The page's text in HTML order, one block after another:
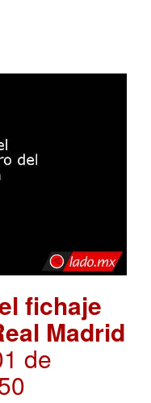
fichaje
Madrid
de